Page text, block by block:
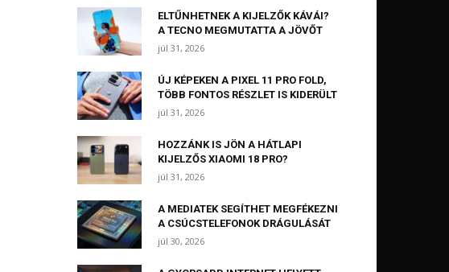
ELTŰNHETNEK A KIJELZŐK KÁVÁI?
A TECNO MEGMUTATTA A JÖVŐT
júl 31, 2026
ÚJ KÉPEKEN A PIXEL 11 PRO FOLD,
TÖBB FONTOS RÉSZLET IS KIDERÜLT
júl 31, 2026
HOZZÁNK IS JÖN A HÁTLAPI
KIJELZŐS XIAOMI 18 PRO?
júl 31, 2026
A MEDIATEK SEGÍTHET MEGFÉKEZNI
A CSÚCSTELEFONOK DRÁGULÁSÁT
júl 30, 2026